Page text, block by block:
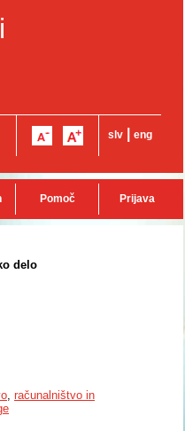
slv eng
Pomoč Prijava
delo
, računalništvo in